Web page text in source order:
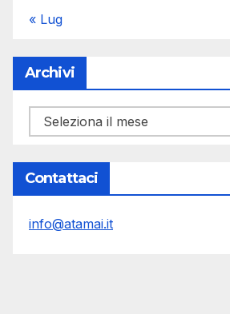
« Lug
Archivi
Archivi
Contattaci
info@atamai.it